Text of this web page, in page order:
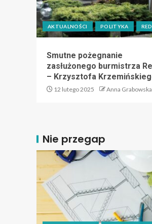
AKTUALNOŚCI POLITYKA
Smutne pożegnanie
zasłużonego burmistrza
– Krzysztofa
12 lutego 2025 Anna Grabowska
Nie przegap